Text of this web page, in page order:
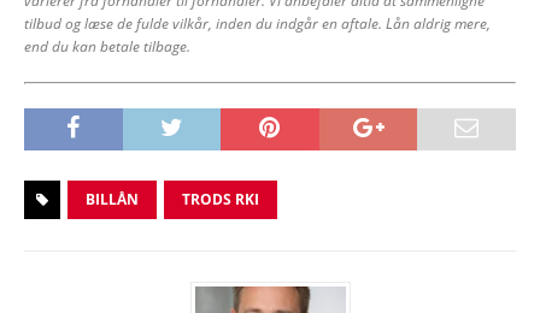
tilbud og læse de fulde vilkår, inden du indgår en aftale. Lån aldrig mere,
end du kan betale tilbage.
BILLÅN TRODS RKI